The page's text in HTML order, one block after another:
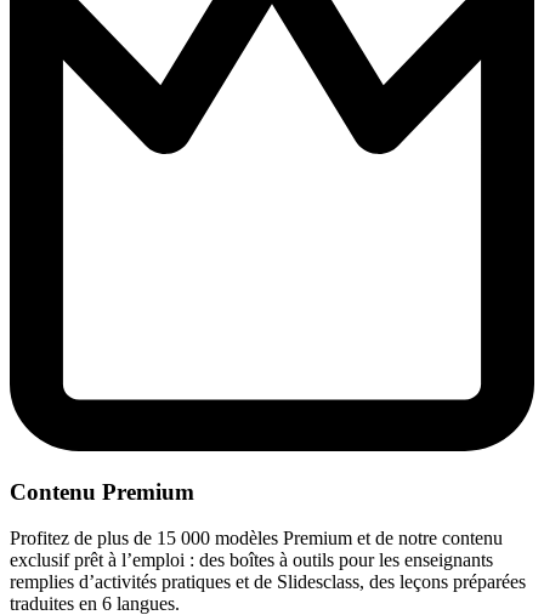
Contenu Premium
Profitez de plus de 15 000 modèles Premium et de notre contenu
exclusif prêt à l’emploi : des boîtes à outils pour les enseignants
remplies d’activités pratiques et de Slidesclass, des leçons préparées
traduites en 6 langues.